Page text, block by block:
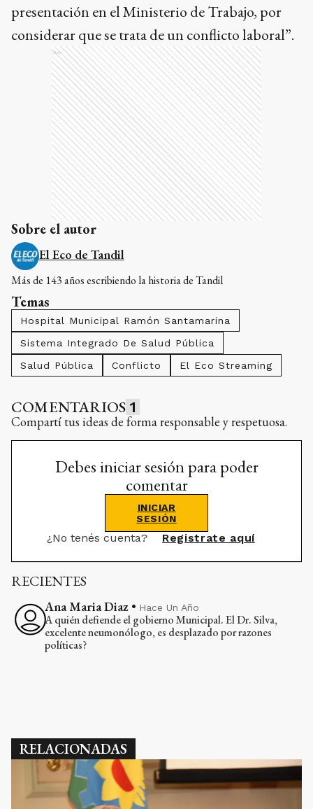
presentación en el Ministerio de Trabajo, por
considerar que se trata de un conflicto laboral”.
Ads
Sobre el autor
El Eco de Tandil
Más de 143 años escribiendo la historia de Tandil
Temas
Hospital Municipal Ramón Santamarina
Sistema Integrado De Salud Pública
Salud Pública
Conflicto El Eco Streaming
COMENTARIOS 1
Compartí tus ideas de forma responsable y respetuosa.
Debes iniciar sesión para poder
comentar
INICIAR
SESIÓN
¿No tenés cuenta? Registrate aquí
RECIENTES
Ana Maria Diaz • Hace Un Año
A quién defiende el gobierno Municipal. El Dr. Silva,
excelente neumonólogo, es desplazado por razones
políticas?
RELACIONADAS